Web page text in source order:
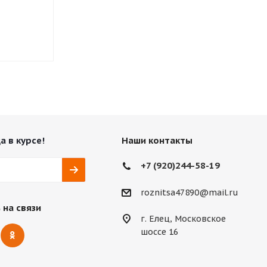
в курсе!
связи
Наши контакты
+7 (920)244-58-19
roznitsa47890@mail.ru
г. Елец, Московское
шоссе 16